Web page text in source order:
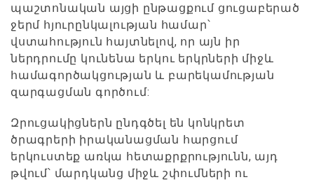
պաշտոնական այցի ընթացքում ցուցաբերած
ջերմ հյուրընկալության համար՝
վստահություն հայտնելով, որ այն իր
ներդրումը կունենա երկու երկրների միջև
համագործակցության և բարեկամության
զարգացման գործում:
Զրուցակիցներն ընդգծել են կոնկրետ
ծրագրերի իրականացման հարցում
երկուստեք առկա հետաքրքրությունն, այդ
թվում՝ մարդկանց միջև շփումների ու